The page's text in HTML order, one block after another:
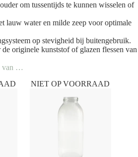
om tussentijds te kunnen wisselen of
lauw water en milde zeep voor optimale
op stevigheid bij buitengebruik.
originele kunststof of glazen flessen van
van …
NIET OP VOORRAAD